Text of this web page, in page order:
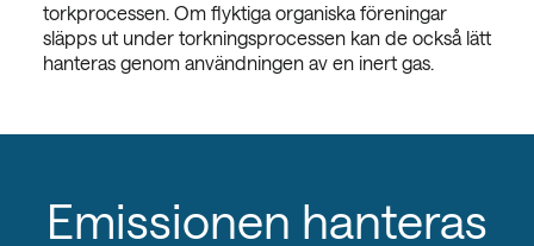
torkprocessen. Om flyktiga organiska föreningar
släpps ut under torkningsprocessen kan de också lätt
hanteras genom användningen av en inert gas.
Emissionen hanteras